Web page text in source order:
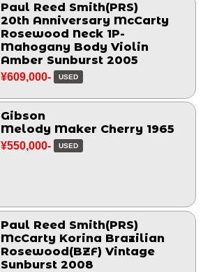
Paul Reed Smith(PRS)
20th Anniversary McCarty
Rosewood Neck 1P-
Mahogany Body Violin
Amber Sunburst 2005
¥609,000- USED
Gibson
Melody Maker Cherry 1965
¥550,000- USED
Paul Reed Smith(PRS)
McCarty Korina Brazilian
Rosewood(BZF) Vintage
Sunburst 2008